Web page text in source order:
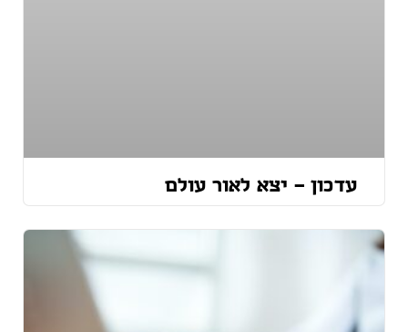
עדכון – יצא לאור עולם